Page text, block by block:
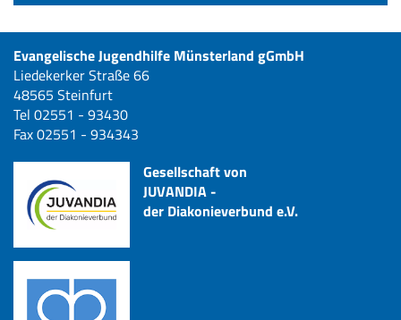
Evangelische Jugendhilfe Münsterland gGmbH
Liedekerker Straße 66
48565 Steinfurt
Tel 02551 - 93430
Fax 02551 - 934343
Gesellschaft von
JUVANDIA -
der Diakonieverbund e.V.